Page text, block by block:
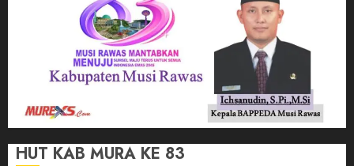
HUT KAB MURA KE 83